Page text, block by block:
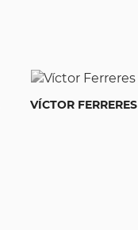
VÍCTOR FERRERES